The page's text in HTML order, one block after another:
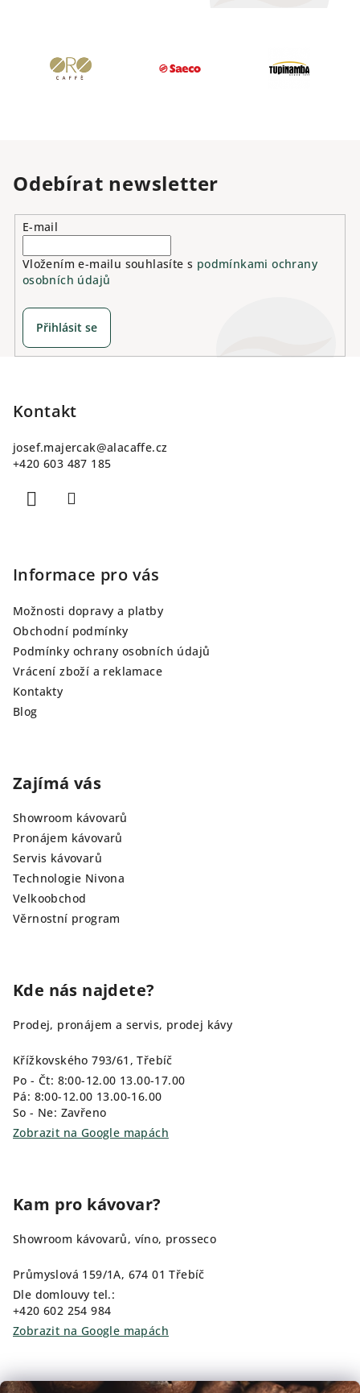
d
v
k
y
p
Odebírat newsletter
E-mail
Vložením e-mailu souhlasíte s podmínkami ochrany
osobních údajů
Přihlásit se
Kontakt
josef.majercak@alacaffe.cz
+420 603 487 185
Informace pro vás
Možnosti dopravy a platby
Obchodní podmínky
Podmínky ochrany osobních údajů
Vrácení zboží a reklamace
Kontakty
Blog
Zajímá vás
Showroom kávovarů
Pronájem kávovarů
Servis kávovarů
Technologie Nivona
Velkoobchod
Věrnostní program
Kde nás najdete?
Prodej, pronájem a servis, prodej kávy
Křížkovského 793/61, Třebíč
Po - Čt: 8:00-12.00 13.00-17.00
Pá: 8:00-12.00 13.00-16.00
So - Ne: Zavřeno
Zobrazit na Google mapách
Kam pro kávovar?
Showroom kávovarů, víno, prosseco
Průmyslová 159/1A, 674 01 Třebíč
Dle domlouvy tel.:
+420 602 254 984
Zobrazit na Google mapách